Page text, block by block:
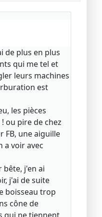
de plus en plus
qui me tel et
leurs machines
est
les pièces
ou pire de chez
FB, une aiguille
a voir avec
bête, j'en ai
j'ai de suite
boisseau trop
cône de